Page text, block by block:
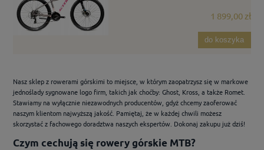
1 899,00 zł
do koszyka
Nasz sklep z rowerami górskimi to miejsce, w którym zaopatrzysz się w markowe
jednoślady sygnowane logo firm, takich jak choćby: Ghost, Kross, a także Romet.
Stawiamy na wyłącznie niezawodnych producentów, gdyż chcemy zaoferować
naszym klientom najwyższą jakość. Pamiętaj, że w każdej chwili możesz
skorzystać z fachowego doradztwa naszych ekspertów. Dokonaj zakupu już dziś!
Czym cechują się rowery górskie MTB?